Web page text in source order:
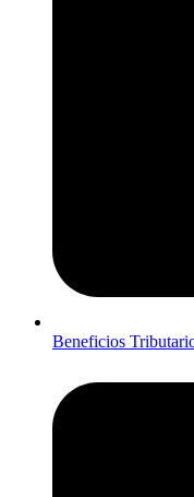
Beneficios